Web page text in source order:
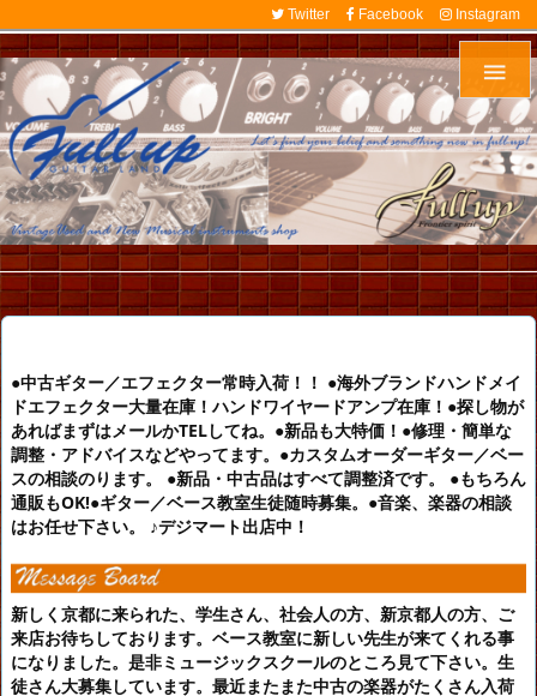

Twitter Facebook Instagram
●中古ギター／エフェクター常時入荷！！ ●海外ブランドハンドメイ
ドエフェクター大量在庫！ハンドワイヤードアンプ在庫！●探し物が
あればまずはメールかTELしてね。●新品も大特価！●修理・簡単な
調整・アドバイスなどやってます。●カスタムオーダーギター／ベー
スの相談のります。 ●新品・中古品はすべて調整済です。 ●もちろん
通販もOK!●ギター／ベース教室生徒随時募集。●音楽、楽器の相談
はお任せ下さい。 ♪デジマート出店中！
新しく京都に来られた、学生さん、社会人の方、新京都人の方、ご
来店お待ちしております。ベース教室に新しい先生が来てくれる事
になりました。是非ミュージックスクールのところ見て下さい。生
徒さん大募集しています。最近またまた中古の楽器がたくさん入荷